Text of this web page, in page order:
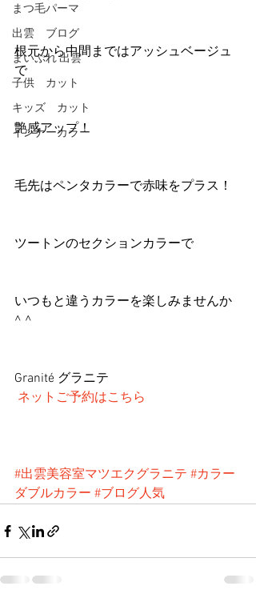
まつ毛パーマ
出雲 ブログ
まいぷれ 出雲
子供 カット
キッズ カット
インナーカラー
根元から中間まではアッシュベージュ
で
艶感アップ！
毛先はペンタカラーで赤味をプラス！
ツートンのセクションカラーで
いつもと違うカラーを楽しみませんか
^ ^
Granité グラニテ
ネットご予約はこちら
#出雲美容室マツエクグラニテ #カラー
ダブルカラー #ブログ人気